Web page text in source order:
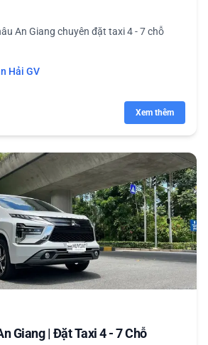
An Giang chuyên đặt taxi 4 - 7 chỗ
Hải GV
Xem thêm
Giang | Đặt Taxi 4 - 7 Chỗ